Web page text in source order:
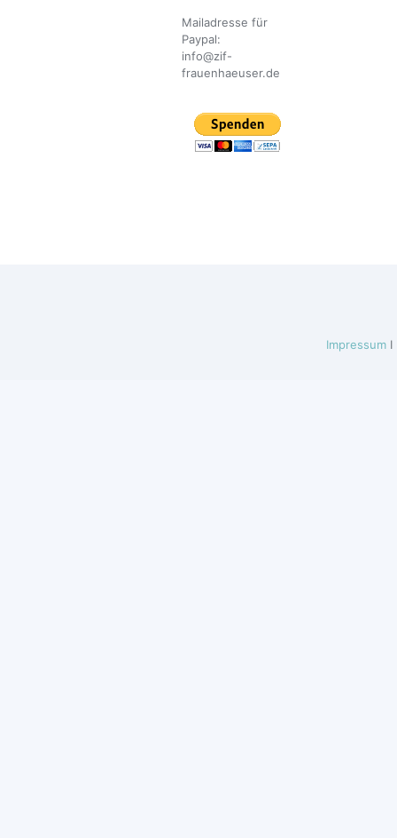
Mailadresse für
Paypal:
info@zif-
frauenhaeuser.de
ImpressumI